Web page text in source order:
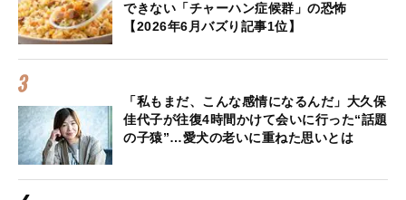
できない「チャーハン症候群」の恐怖
【2026年6月バズり記事1位】
「私もまだ、こんな感情になるんだ」大久保
佳代子が往復4時間かけて会いに行った“話題
の子猿”…愛犬の老いに重ねた思いとは